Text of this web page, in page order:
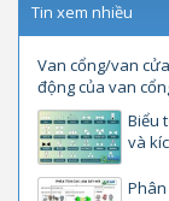
Tin xem nhiều
Van cổng/van
động của van
Biểu
và